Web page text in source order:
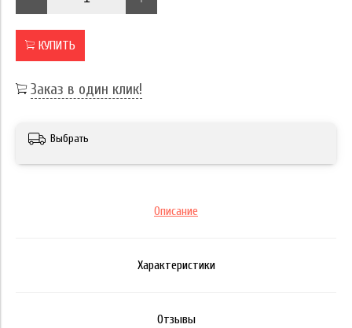
КУПИТЬ
Заказ в один клик!
Выбрать
Описание
Характеристики
Отзывы